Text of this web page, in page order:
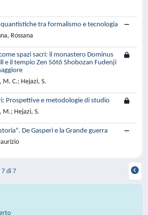
tra formalismo e tecnologia
Rossana
spazi sacri: il monastero Dominus
e il tempio Zen Sōtō Shobozan Fudenji
M. C.; Hejazi, S.
Prospettive e metodologie di studio
M.; Hejazi, S.
De Gasperi e la Grande guerra
di 7